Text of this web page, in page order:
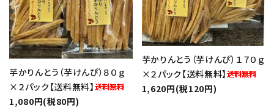
冷凍焼き芋【紅はるか】
生さつまいも
芋かりんとう（芋けんぴ）８０ｇ
×２パック【送料無料】
1,080円(税80円)
芋かりんとう（芋けんぴ）１７０ｇ
×２パック【送料無料】
1,620円(税120円)